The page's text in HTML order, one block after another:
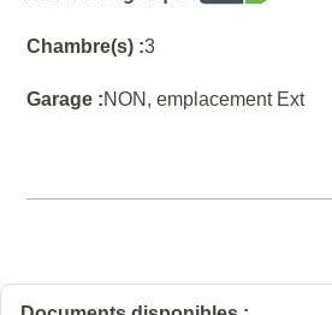
Chambre(s) :3
Garage :NON, emplacement Ext